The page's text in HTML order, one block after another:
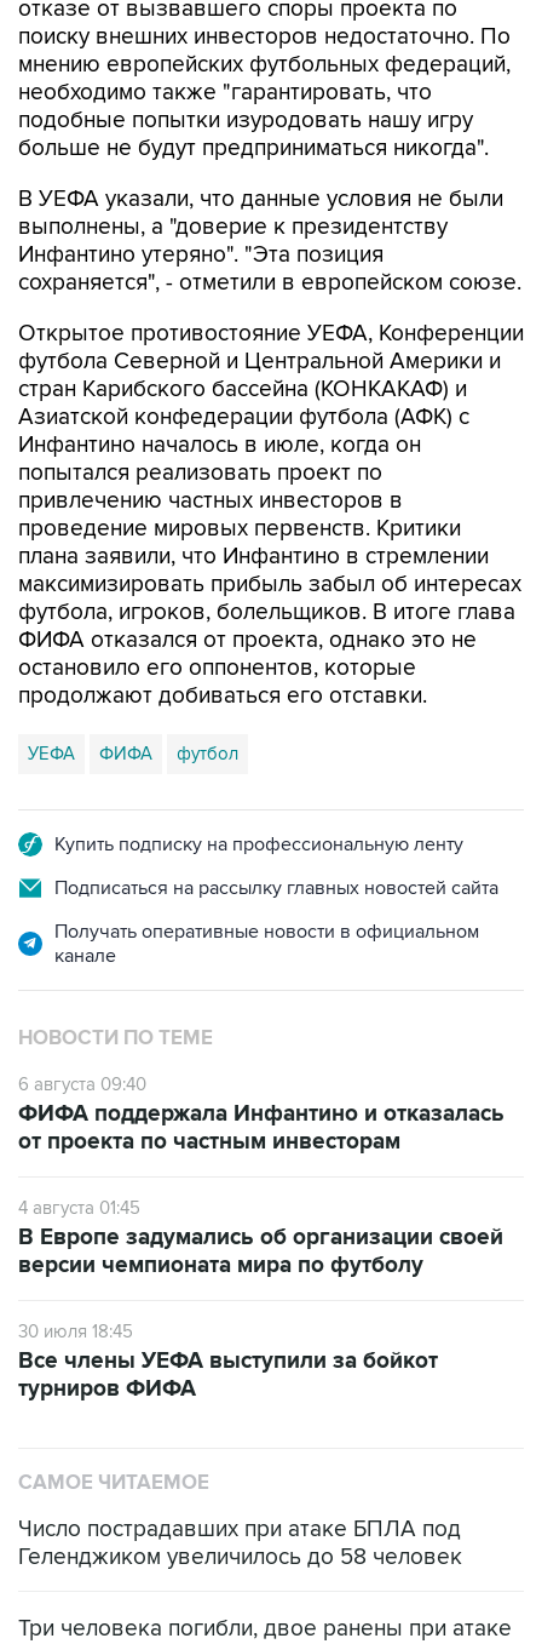
мнению европейских футбольных федераций,
необходимо также "гарантировать, что
подобные попытки изуродовать нашу игру
больше не будут предприниматься никогда".
В УЕФА указали, что данные условия не были
Инфантино утеряно". "Эта позиция
сохраняется", - отметили в европейском союзе.
Открытое противостояние УЕФА, Конференции
стран Карибского бассейна (КОНКАКАФ) и
Азиатской конфедерации футбола (АФК) с
Инфантино началось в июле, когда он
попытался реализовать проект по
привлечению частных инвесторов в
проведение мировых первенств. Критики
плана заявили, что Инфантино в стремлении
максимизировать прибыль забыл об интересах
футбола, игроков, болельщиков. В итоге глава
ФИФА отказался от проекта, однако это не
остановило его оппонентов, которые
продолжают добиваться его отставки.
УЕФА ФИФА футбол
Подписаться на рассылку главных новостей сайта
Получать оперативные новости в официальном
НОВОСТИ ПО ТЕМЕ
6 августа 09:40
от проекта по частным инвесторам
4 августа 01:45
версии чемпионата мира по футболу
30 июля 18:45
турниров ФИФА
Число пострадавших при атаке БПЛА под
Три человека погибли, двое ранены при атаке